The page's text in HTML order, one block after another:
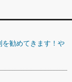
勧めてきます！や